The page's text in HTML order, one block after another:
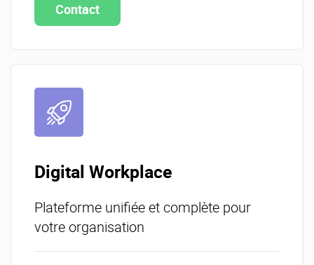
Contact
Digital Workplace
Plateforme unifiée et complète pour
votre organisation